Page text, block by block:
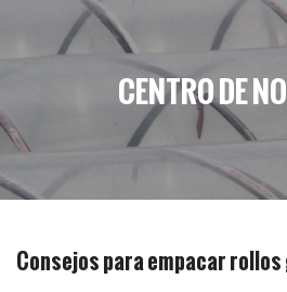
CENTRO DE
Consejos para empacar